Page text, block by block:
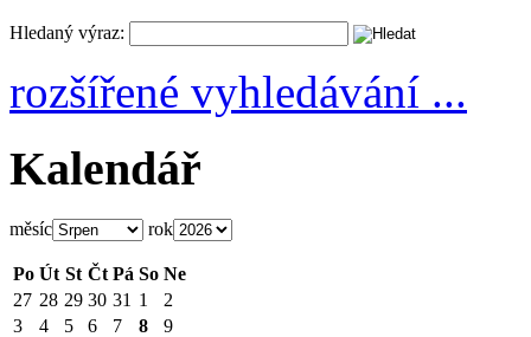
Hledaný výraz:
rozšířené vyhledávání ...
Kalendář
měsíc rok
Po Út St Čt Pá So Ne
27 28 29 30 31 1
2
3
4 5 6 7 8
9